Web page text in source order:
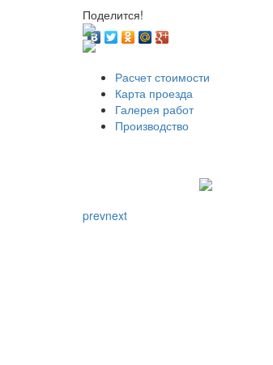
Поделится!
Расчет стоимости
Карта проезда
Галерея работ
Производство
prevnext